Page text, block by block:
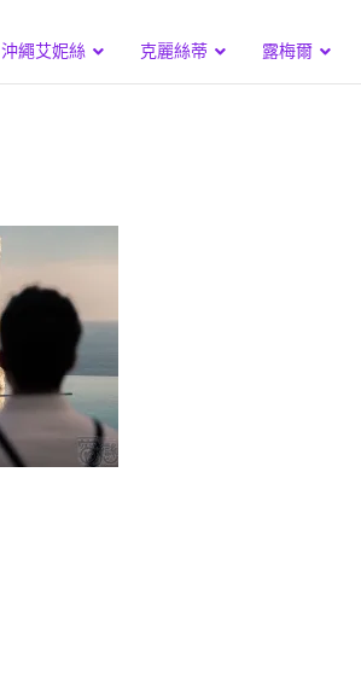
沖繩艾妮絲 克麗絲蒂 露梅爾